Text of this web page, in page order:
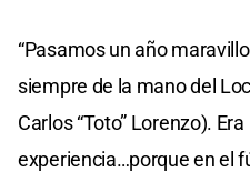
“Pasamos un año
siempre de la mano del
Carlos “Toto” Lorenzo).
experiencia…porque en el